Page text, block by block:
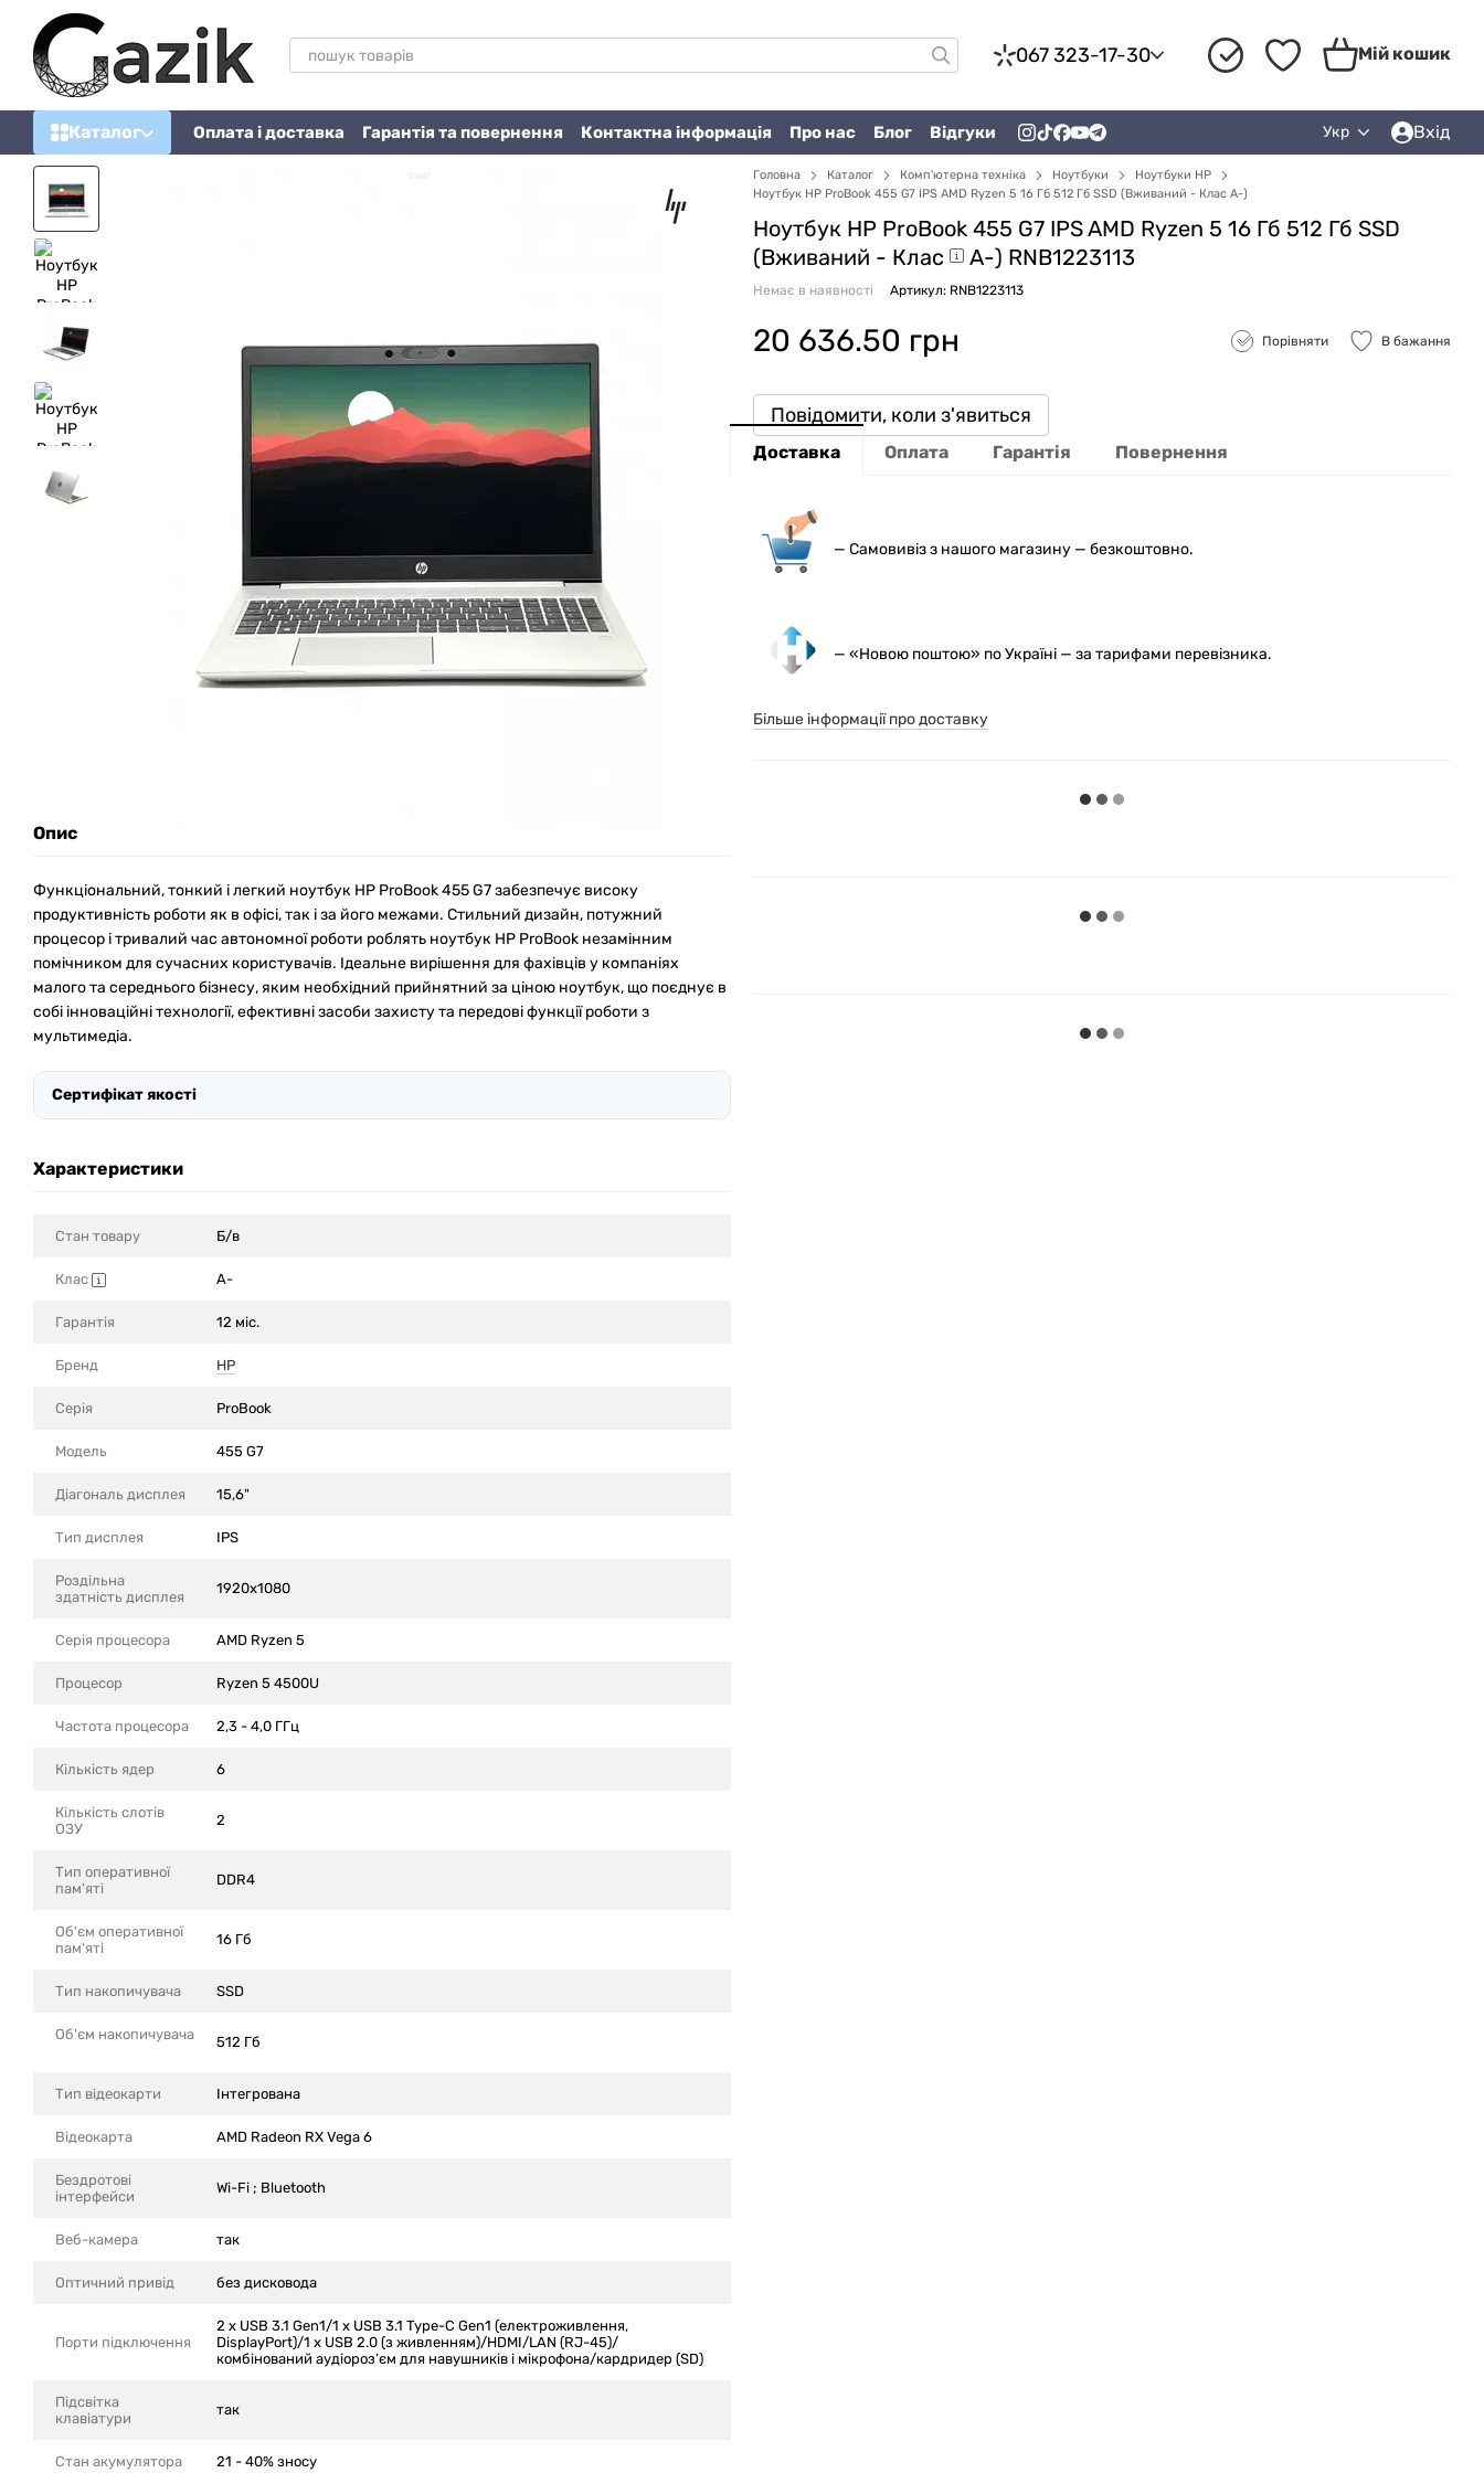
Перейти до основного контенту
067 323-17-30 Мій кошик
Каталог Оплата і доставка Гарантія та повернення Контактна інформація Про нас Блог Відгуки Укр Вхід
Опис
Функціональний, тонкий і легкий ноутбук HP ProBook 455 G7 забезпечує високу
продуктивність роботи як в офісі, так і за його межами. Стильний дизайн, потужний
процесор і тривалий час автономної роботи роблять ноутбук HP ProBook незамінним
помічником для сучасних користувачів. Ідеальне вирішення для фахівців у компаніях
малого та середнього бізнесу, яким необхідний прийнятний за ціною ноутбук, що поєднує в
собі інноваційні технології, ефективні засоби захисту та передові функції роботи з
мультимедіа.
Сертифікат якості
Характеристики
Стан товару Б/в
Клас A-
Гарантія 12 міс.
Бренд HP
Серія ProBook
Модель 455 G7
Діагональ дисплея 15,6"
Тип дисплея IPS
Роздільна
здатність дисплея
1920x1080
Серія процесора AMD Ryzen 5
Процесор Ryzen 5 4500U
Частота процесора 2,3 - 4,0 ГГц
Кількість ядер 6
Кількість слотів
ОЗУ
2
Тип оперативної
пам'яті
DDR4
Об'єм оперативної
пам'яті
16 Гб
Тип накопичувача SSD
Об'єм накопичувача 512 Гб
Тип відеокарти Інтегрована
Відеокарта AMD Radeon RX Vega 6
Бездротові
інтерфейси
Wi-Fi ; Bluetooth
Веб-камера так
Оптичний привід без дисковода
Порти підключення
2 x USB 3.1 Gen1/1 x USB 3.1 Type-C Gen1 (електроживлення,
DisplayPort)/1 x USB 2.0 (з живленням)/HDMI/LAN (RJ-45)/
комбінований аудіороз’єм для навушників і мікрофона/кардридер (SD)
Підсвітка
клавіатури
так
Стан акумулятора 21 - 40% зносу
Головна Каталог Комп'ютерна техніка Ноутбуки
Ноутбуки HP
Ноутбук HP ProBook 455 G7 IPS AMD Ryzen 5 16 Гб 512 Гб SSD (Вживаний - Клас A-)
Ноутбук HP ProBook 455 G7 IPS AMD Ryzen 5 16 Гб 512 Гб SSD
(Вживаний - Клас A-) RNB1223113
Немає в наявності Артикул: RNB1223113
20 636.50 грн Порівняти В бажання
Повідомити, коли з'явиться
Доставка Оплата Гарантія Повернення
— Самовивіз з нашого магазину — безкоштовно.
— «Новою поштою» по Україні — за тарифами перевізника.
Більше інформації про доставку